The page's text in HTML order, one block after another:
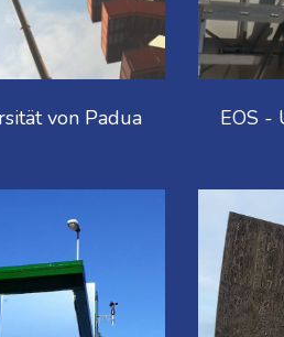
von Padua EOS -